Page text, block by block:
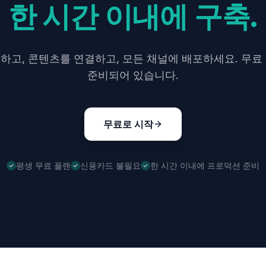
한 시간 이내에 구축.
고, 콘텐츠를 연결하고, 모든 채널에 배포하세요. 무
준비되어 있습니다.
무료로 시작
평생 무료 플랜 신용카드 불필요 한 시간 이내에 프로덕션 준비